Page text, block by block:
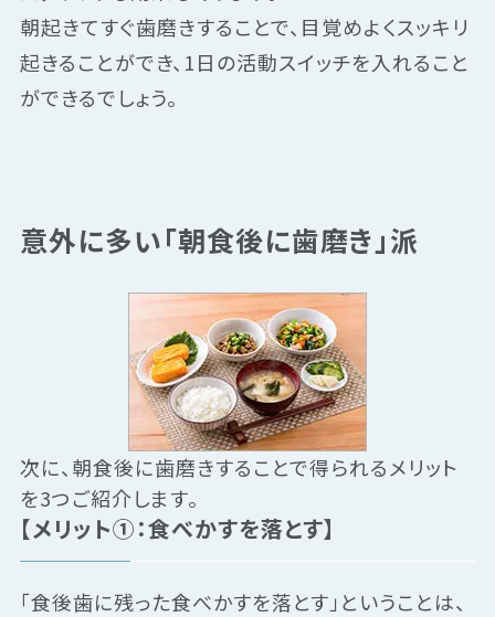
朝起きてすぐ歯磨きすることで、目覚めよくスッキリ
起きることができ、1日の活動スイッチを入れること
ができるでしょう。
意外に多い「朝食後に歯磨き」派
次に、朝食後に歯磨きすることで得られるメリット
を3つご紹介します。
【メリット①：食べかすを落とす】
「食後歯に残った食べかすを落とす」ということは、